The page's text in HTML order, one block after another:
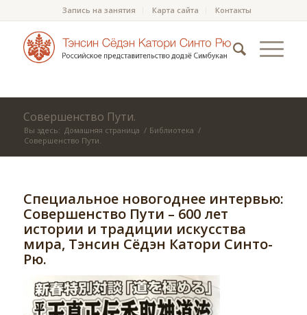
Запись на занятия Карта сайта Контакты
Совершенство Пути.
Вы здесь: Домашняя страница / Библиотека /
Совершенство Пути.
Специальное новогоднее интервью:
Совершенство Пути – 600 лет
истории и традиции искусства
мира, Тэнсин Сёдэн Катори Синто-
Рю.